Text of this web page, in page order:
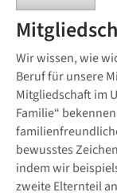
Wir wissen, wie
Beruf für unsere
Mitgliedschaft im
Familie“
bewusstes
indem wir
zweite Elternteil